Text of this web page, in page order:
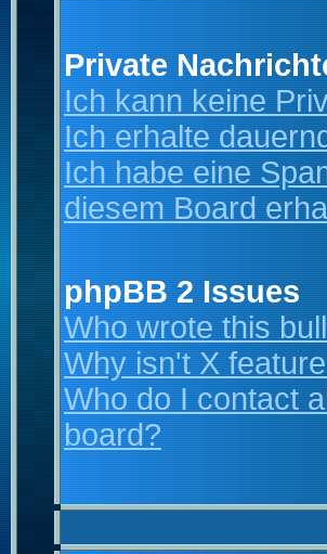
Private
Ich kann keine
Ich erhalte
Ich habe eine
diesem Board
phpBB 2 Issues
Who wrote this
Why isn't X
Who do I contact
board?